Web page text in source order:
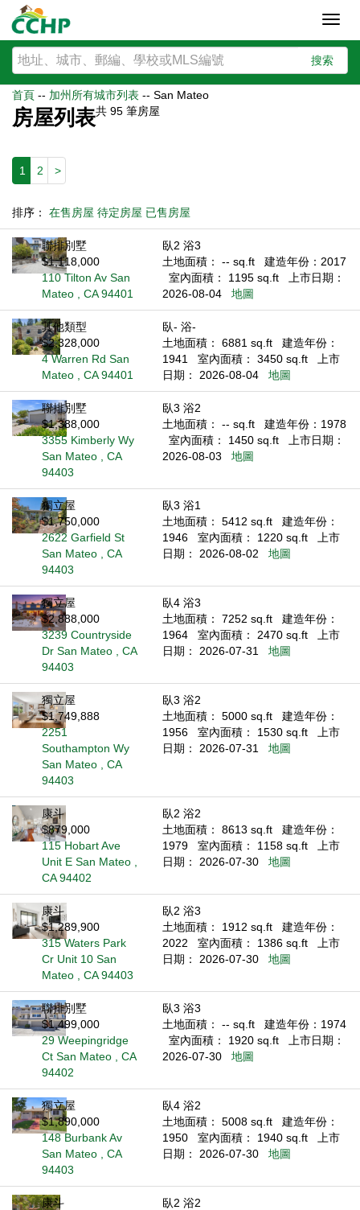
搜索
首頁 -- 加州所有城市列表 -- San Mateo
房屋列表共 95 筆房屋
1 2 >
排序： 在售房屋 待定房屋 已售房屋
聯排別墅
$1,118,000
110 Tilton Av San
Mateo , CA 94401
臥2 浴3
土地面積： -- sq.ft
建造年份：2017
室內面積： 1195 sq.ft
上市日期：
2026-08-04
地圖
其他類型
$2,328,000
4 Warren Rd San
Mateo , CA 94401
臥- 浴-
土地面積： 6881 sq.ft
建造年份：
1941
室內面積： 3450 sq.ft
上市
日期： 2026-08-04
地圖
聯排別墅
$1,388,000
3355 Kimberly Wy
San Mateo , CA
94403
臥3 浴2
土地面積： -- sq.ft
建造年份：1978
室內面積： 1450 sq.ft
上市日期：
2026-08-03
地圖
獨立屋
$1,750,000
2622 Garfield St
San Mateo , CA
94403
臥3 浴1
土地面積： 5412 sq.ft
建造年份：
1946
室內面積： 1220 sq.ft
上市
日期： 2026-08-02
地圖
獨立屋
$2,888,000
3239 Countryside
Dr San Mateo , CA
94403
臥4 浴3
土地面積： 7252 sq.ft
建造年份：
1964
室內面積： 2470 sq.ft
上市
日期： 2026-07-31
地圖
獨立屋
$1,749,888
2251
Southampton Wy
San Mateo , CA
94403
臥3 浴2
土地面積： 5000 sq.ft
建造年份：
1956
室內面積： 1530 sq.ft
上市
日期： 2026-07-31
地圖
康斗
$879,000
115 Hobart Ave
Unit E San Mateo ,
CA 94402
臥2 浴2
土地面積： 8613 sq.ft
建造年份：
1979
室內面積： 1158 sq.ft
上市
日期： 2026-07-30
地圖
康斗
$1,289,900
315 Waters Park
Cr Unit 10 San
Mateo , CA 94403
臥2 浴3
土地面積： 1912 sq.ft
建造年份：
2022
室內面積： 1386 sq.ft
上市
日期： 2026-07-30
地圖
聯排別墅
$1,499,000
29 Weepingridge
Ct San Mateo , CA
94402
臥3 浴3
土地面積： -- sq.ft
建造年份：1974
室內面積： 1920 sq.ft
上市日期：
2026-07-30
地圖
獨立屋
$1,890,000
148 Burbank Av
San Mateo , CA
94403
臥4 浴2
土地面積： 5008 sq.ft
建造年份：
1950
室內面積： 1940 sq.ft
上市
日期： 2026-07-30
地圖
康斗
臥2 浴2